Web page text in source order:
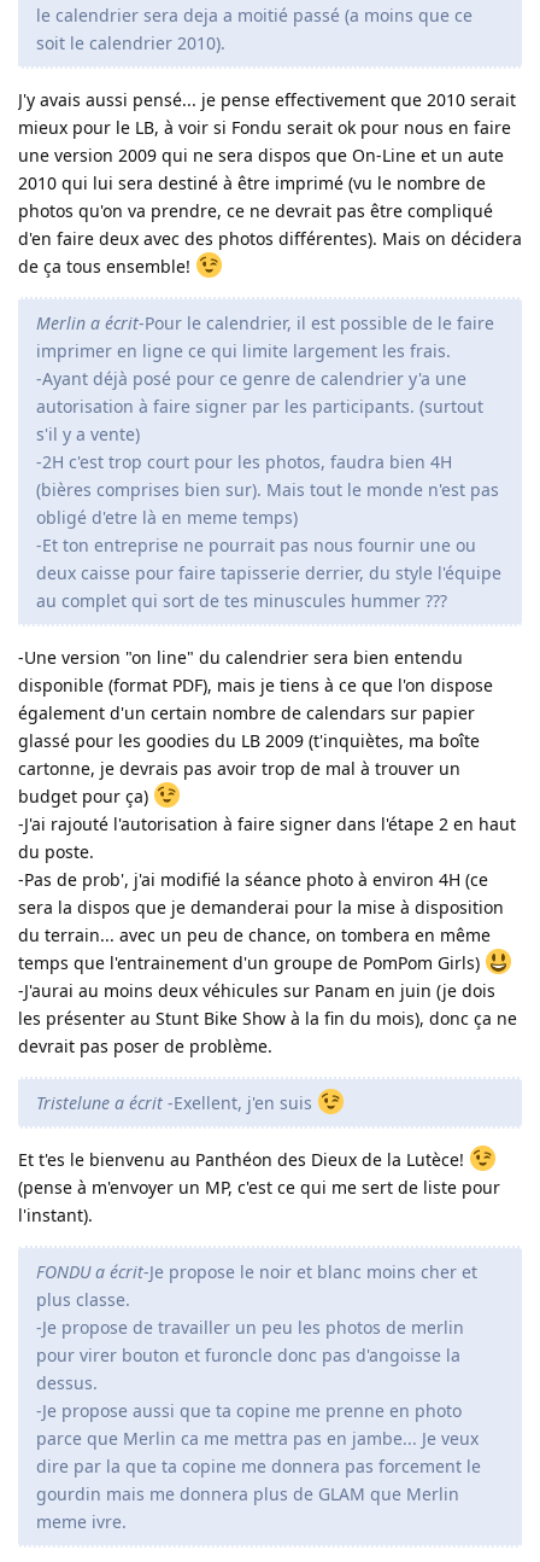
le calendrier sera deja a moitié passé (a moins que ce
soit le calendrier 2010).
J'y avais aussi pensé... je pense effectivement que 2010 serait
mieux pour le LB, à voir si Fondu serait ok pour nous en faire
une version 2009 qui ne sera dispos que On-Line et un aute
2010 qui lui sera destiné à être imprimé (vu le nombre de
photos qu'on va prendre, ce ne devrait pas être compliqué
d'en faire deux avec des photos différentes). Mais on décidera
de ça tous ensemble!
Merlin a écrit-Pour le calendrier, il est possible de le faire
imprimer en ligne ce qui limite largement les frais.
-Ayant déjà posé pour ce genre de calendrier y'a une
autorisation à faire signer par les participants. (surtout
s'il y a vente)
-2H c'est trop court pour les photos, faudra bien 4H
(bières comprises bien sur). Mais tout le monde n'est pas
obligé d'etre là en meme temps)
-Et ton entreprise ne pourrait pas nous fournir une ou
deux caisse pour faire tapisserie derrier, du style l'équipe
au complet qui sort de tes minuscules hummer ???
-Une version "on line" du calendrier sera bien entendu
disponible (format PDF), mais je tiens à ce que l'on dispose
également d'un certain nombre de calendars sur papier
glassé pour les goodies du LB 2009 (t'inquiètes, ma boîte
cartonne, je devrais pas avoir trop de mal à trouver un
budget pour ça)
-J'ai rajouté l'autorisation à faire signer dans l'étape 2 en haut
du poste.
-Pas de prob', j'ai modifié la séance photo à environ 4H (ce
sera la dispos que je demanderai pour la mise à disposition
du terrain... avec un peu de chance, on tombera en même
temps que l'entrainement d'un groupe de PomPom Girls)
-J'aurai au moins deux véhicules sur Panam en juin (je dois
les présenter au Stunt Bike Show à la fin du mois), donc ça ne
devrait pas poser de problème.
Tristelune a écrit -Exellent, j'en suis
Et t'es le bienvenu au Panthéon des Dieux de la Lutèce!
(pense à m'envoyer un MP, c'est ce qui me sert de liste pour
l'instant).
FONDU a écrit-Je propose le noir et blanc moins cher et
plus classe.
-Je propose de travailler un peu les photos de merlin
pour virer bouton et furoncle donc pas d'angoisse la
dessus.
-Je propose aussi que ta copine me prenne en photo
parce que Merlin ca me mettra pas en jambe... Je veux
dire par la que ta copine me donnera pas forcement le
gourdin mais me donnera plus de GLAM que Merlin
meme ivre.